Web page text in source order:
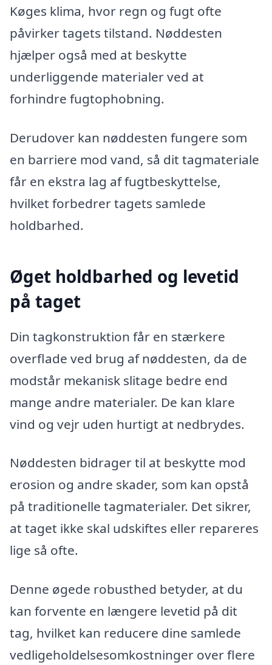
Køges klima, hvor regn og fugt ofte
påvirker tagets tilstand. Nøddesten
hjælper også med at beskytte
underliggende materialer ved at
forhindre fugtophobning.
Derudover kan nøddesten fungere som
en barriere mod vand, så dit tagmateriale
får en ekstra lag af fugtbeskyttelse,
hvilket forbedrer tagets samlede
holdbarhed.
Øget holdbarhed og levetid
på taget
Din tagkonstruktion får en stærkere
overflade ved brug af nøddesten, da de
modstår mekanisk slitage bedre end
mange andre materialer. De kan klare
vind og vejr uden hurtigt at nedbrydes.
Nøddesten bidrager til at beskytte mod
erosion og andre skader, som kan opstå
på traditionelle tagmaterialer. Det sikrer,
at taget ikke skal udskiftes eller repareres
lige så ofte.
Denne øgede robusthed betyder, at du
kan forvente en længere levetid på dit
tag, hvilket kan reducere dine samlede
vedligeholdelsesomkostninger over flere